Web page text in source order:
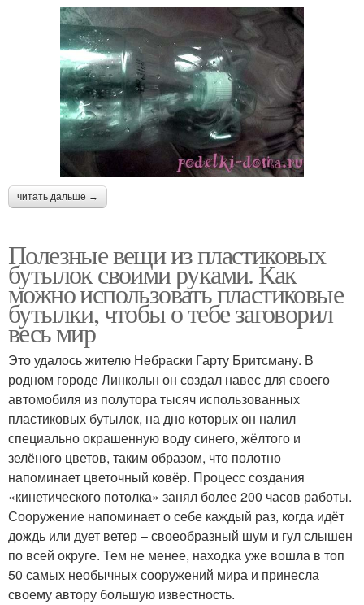
читать дальше →
Полезные вещи из пластиковых
бутылок своими руками. Как
можно использовать пластиковые
бутылки, чтобы о тебе заговорил
весь мир
Это удалось жителю Небраски Гарту Бритсману. В
родном городе Линкольн он создал навес для своего
автомобиля из полутора тысяч использованных
пластиковых бутылок, на дно которых он налил
специально окрашенную воду синего, жёлтого и
зелёного цветов, таким образом, что полотно
напоминает цветочный ковёр. Процесс создания
«кинетического потолка» занял более 200 часов работы.
Сооружение напоминает о себе каждый раз, когда идёт
дождь или дует ветер – своеобразный шум и гул слышен
по всей округе. Тем не менее, находка уже вошла в топ
50 самых необычных сооружений мира и принесла
своему автору большую известность.